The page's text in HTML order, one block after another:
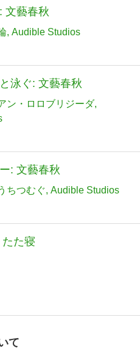
文藝春秋
Audible Studios
泳ぐ: 文藝春秋
ン・ロロブリジーダ
: 文藝春秋
ちつむぐ Audible Studios
た寝
て